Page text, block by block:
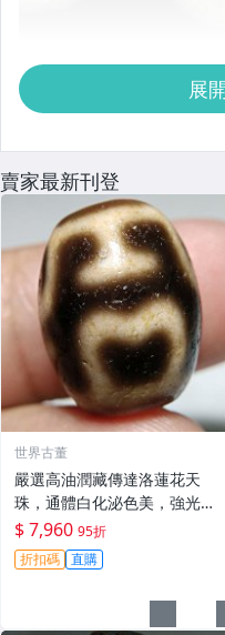
展
賣家最新刊登
世界古董
嚴選高油潤藏傳達洛蓮花天
珠，通體白化泌色美，強光不
透手磨工，風化包漿飽滿古
雅，尺寸mm推薦收藏 達洛蓮
花 天珠 白化
$ 7,960 95折
折扣碼 直購